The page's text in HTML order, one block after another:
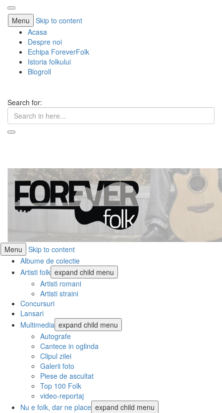
Menu
Skip to content
Acasa
Despre noi
Echipa ForeverFolk
Istoria folkului
Blogroll
Search for:
Menu
Skip to content
Albume de colectie
Artisti folk expand child menu
Artisti romani
Artisti straini
Concursuri
Lansari
Multimedia expand child menu
Autografe
Cantece in oglinda
Clipul zilei
Galerii foto
Piese de ascultat
Top 100 Folk
video-reportaj
Nu e folk, dar ne place expand child menu